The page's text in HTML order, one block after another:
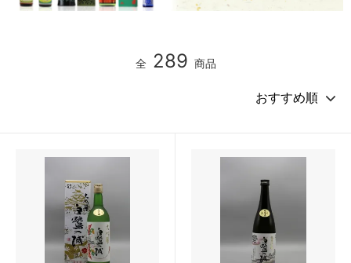
全 289 商品